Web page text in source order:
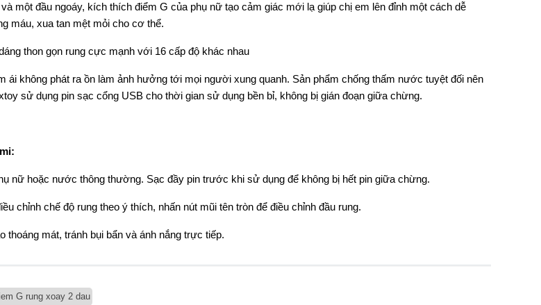
một đầu ngoáy, kích thích điểm G của phụ nữ tạo cảm giác mới lạ giúp chị em lên đỉnh một cách dễ
máu, xua tan mệt mỏi cho cơ thể.
thon gọn rung cực mạnh với 16 cấp độ khác nhau
ái không phát ra ồn làm ảnh hưởng tới mọi người xung quanh. Sản phẩm chống thấm nước tuyệt đối nên
sử dụng pin sạc cổng USB cho thời gian sử dụng bền bỉ, không bị gián đoạn giữa chừng.
nữ hoặc nước thông thường. Sạc đầy pin trước khi sử dụng để không bị hết pin giữa chừng.
chỉnh chế độ rung theo ý thích, nhấn nút mũi tên tròn để điều chỉnh đầu rung.
mát, tránh bụi bẩn và ánh nắng trực tiếp.
G rung xoay 2 dau